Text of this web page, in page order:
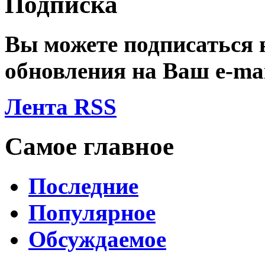
Вы можете подписаться
обновления на Ваш e-
Лента RSS
Самое главное
Последние
Популярное
Обсуждаемое